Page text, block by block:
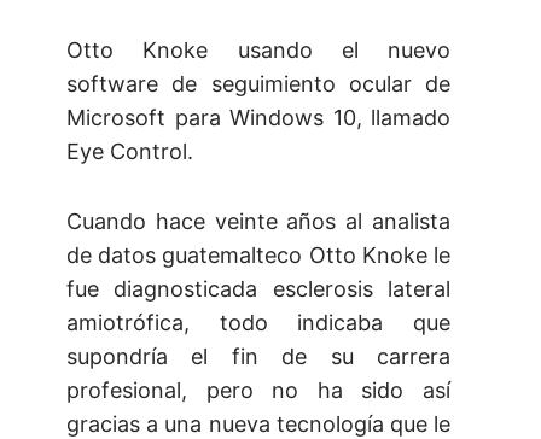
Otto Knoke usando el nuevo
software de seguimiento ocular de
Microsoft para Windows 10, llamado
Eye Control.
Cuando hace veinte años al analista
de datos guatemalteco Otto Knoke le
fue diagnosticada esclerosis lateral
amiotrófica, todo indicaba que
supondría el fin de su carrera
profesional, pero no ha sido así
gracias a una nueva tecnología que le